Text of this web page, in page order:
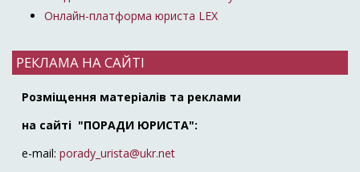
Онлайн-платформа юриста LEX
РЕКЛАМА НА САЙТІ
Розміщення матеріалів та реклами
на сайті "ПОРАДИ ЮРИСТА":
e-mail: porady_urista@ukr.net